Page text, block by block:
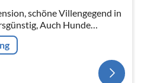
schöne Villengegend in
Hunde
wohnen selbst auch im Haus